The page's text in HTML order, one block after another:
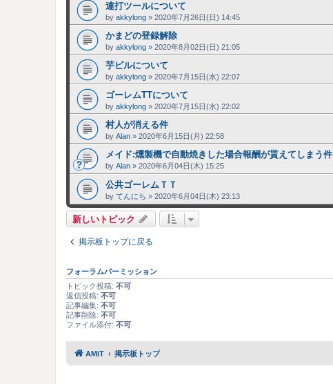
連打ツールについて
by akkylong » 2020年7月26日(日) 14:45
かまどの登録解除
by akkylong » 2020年8月02日(日) 21:05
芋ビルについて
by akkylong » 2020年7月15日(水) 22:07
ゴーレムTTについて
by akkylong » 2020年7月15日(水) 22:02
村人が消える件
by Alan » 2020年6月15日(月) 22:58
メイド:燻製機で自動焼きした場合報酬が貰えてしまう件
by Alan » 2020年6月04日(木) 15:25
公共ゴーレムＴＴ
by てんにち » 2020年6月04日(木) 23:13
新しいトピック
掲示板トップに戻る
フォーラムパーミッション
トピック投稿: 不可
返信投稿: 不可
記事編集: 不可
記事削除: 不可
ファイル添付: 不可
AMiT 掲示板トップ